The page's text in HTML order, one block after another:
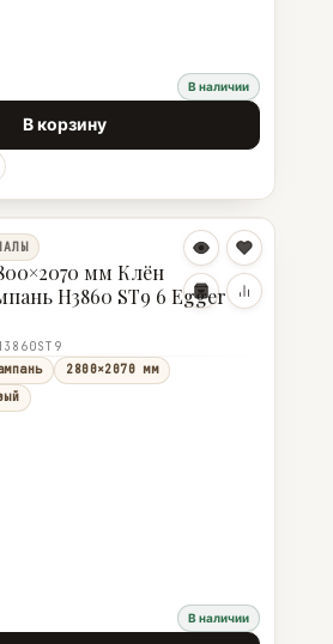
В наличии
В корзину
мм Клён
H3860 ST9 6 Egger
2800×2070 мм
В наличии